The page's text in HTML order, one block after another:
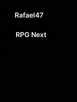
Rafael47
RPG Next